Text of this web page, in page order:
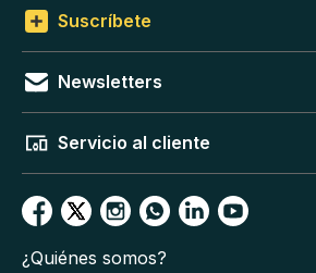
Suscríbete
Newsletters
Servicio al cliente
¿Quiénes somos?